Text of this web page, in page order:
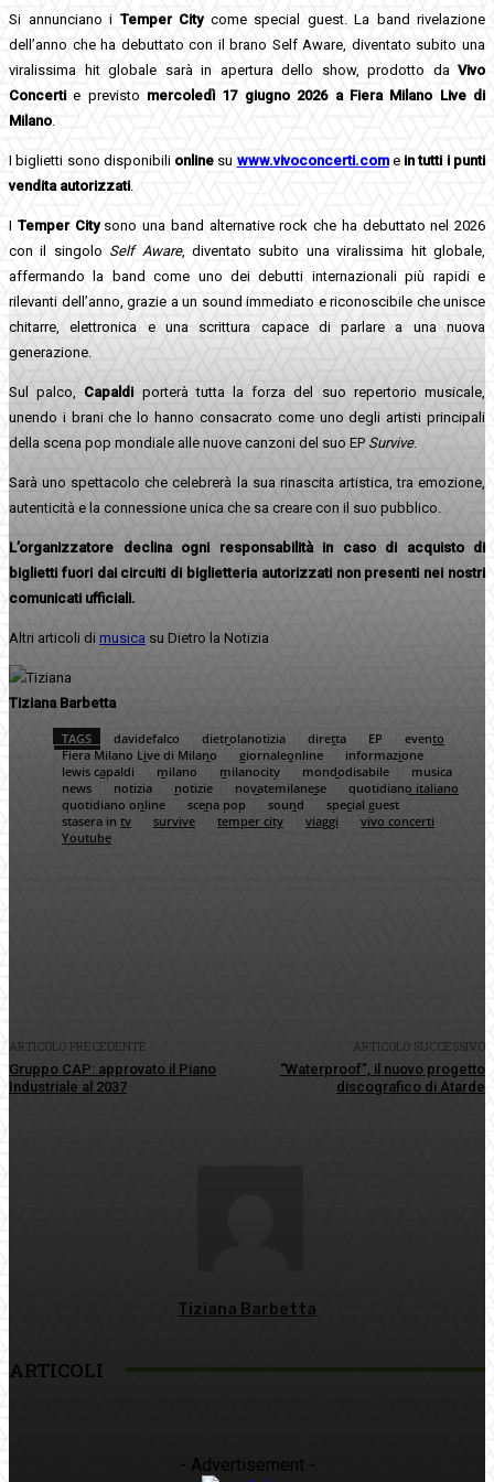
Si annunciano i Temper Citycome special guest. La band rivelazione
dell’anno che ha debuttato con il brano Self Aware, diventato subito una
viralissima hit globale sarà in apertura dello show, prodotto da Vivo
Concertie previsto mercoledì 17 giugno 2026 a Fiera Milano Live di
Milano
I biglietti sono disponibili online su www.vivoconcerti.come in tutti i punti
vendita autorizzati.
I Temper Citysono una band alternative rock che ha debuttato nel 2026
con il singolo Self Aware, diventato subito una viralissima hit globale,
affermando la band come uno dei debutti internazionali più rapidi e
rilevanti dell’anno, grazie a un sound immediato e riconoscibile che unisce
chitarre, elettronica e una scrittura capace di parlare a una nuova
generazione.
Sul palco, Capaldi porterà tutta la forza del suo repertorio musicale,
unendo i brani che lo hanno consacrato come uno degli artisti principali
della scena pop mondiale alle nuove canzoni del suo EP Survive.
Sarà uno spettacolo che celebrerà la sua rinascita artistica, tra emozione,
autenticità e la connessione unica che sa creare con il suo pubblico.
L’organizzatore declina ogni responsabilità in caso di acquisto di
biglietti fuori dai circuiti di biglietteria autorizzati non presenti nei nostri
comunicati ufficiali.
Altri articoli di musica su Dietro la Notizia
Tiziana Barbetta
TAGS davidefalco dietrolanotizia diretta EP
evento
Fiera Milano Live di Milano
giornaleonline
informazione
lewis capaldi
milano milanocity mondodisabile
musica
news
notizia notizie novatemilanese
quotidiano italiano
quotidiano online
scena pop sound
special guest
stasera in tv
survive temper city viaggi
vivo concerti
Youtube
ARTICOLO PRECEDENTE
Gruppo CAP: approvato il Piano
Industriale al 2037
ARTICOLO SUCCESSIVO
“Waterproof”, il nuovo progetto
discografico di Atarde
Tiziana Barbetta
ARTICOLI
- Advertisement -